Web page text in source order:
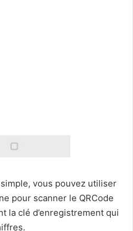
vous pouvez utiliser
pour scanner le QRCode
la clé d’enregistrement qui